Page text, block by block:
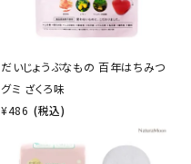
だいじょうぶなもの 百年はちみつ
グミ ざくろ味
¥486 (税込)